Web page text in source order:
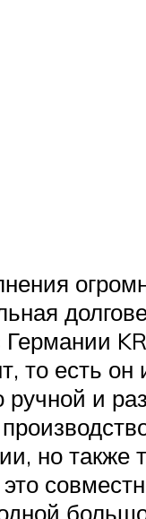
Германии
то есть
ручной и
но также